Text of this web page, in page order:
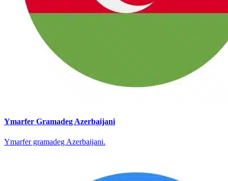
Ymarfer Gramadeg Azerbaijani
Ymarfer gramadeg Azerbaijani.